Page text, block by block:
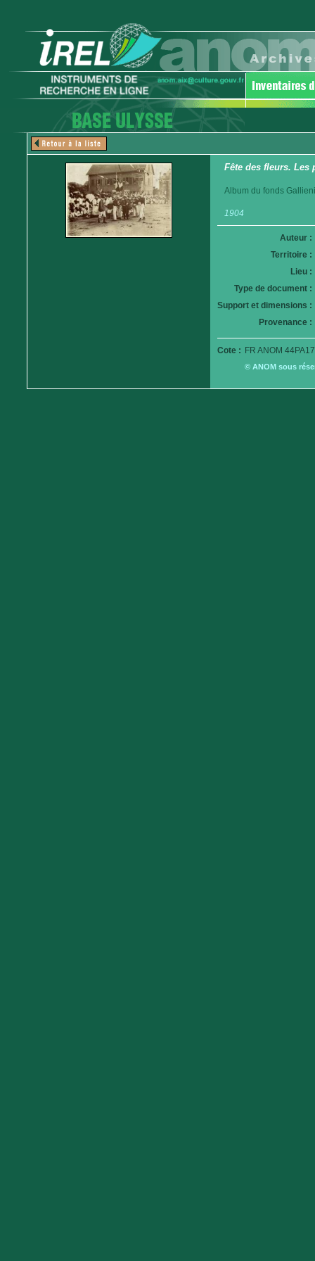
Fête des fleurs.
Album du fonds
1904
Auteur :
Territoire :
Lieu :
Type de document :
Support et dimensions :
Provenance :
Cote : FR ANOM
© ANOM sous